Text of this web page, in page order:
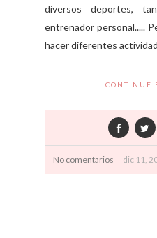
diversos deportes,
entrenador personal.....
hacer diferentes
CONTINUE
No comentarios dic 11,